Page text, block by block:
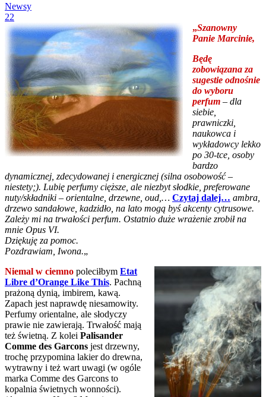
Newsy
22
„Szanowny
Panie Marcinie,
Będę
zobowiązana za
sugestie odnośnie
do wyboru
perfum – dla
siebie,
prawniczki,
naukowca i
wykładowcy lekko
po 30-tce, osoby
bardzo
dynamicznej, zdecydowanej i energicznej (silna osobowość –
niestety;). Lubię perfumy cięższe, ale niezbyt słodkie, preferowane
nuty/składniki – orientalne, drzewne, oud,… Czytaj dalej… ambra,
drzewo sandałowe, kadzidło, na lato mogą byś akcenty cytrusowe.
Zależy mi na trwałości perfum. Ostatnio duże wrażenie zrobił na
mnie Opus VI.
Dziękuję za pomoc.
Pozdrawiam, Iwona.„
Niemal w ciemno poleciłbym Etat
Libre d’Orange Like This. Pachną
prażoną dynią, imbirem, kawą.
Zapach jest naprawdę niesamowity.
Perfumy orientalne, ale słodyczy
prawie nie zawierają. Trwałość mają
też świetną. Z kolei Palisander
Comme des Garcons jest drzewny,
trochę przypomina lakier do drewna,
wytrawny i też wart uwagi (w ogóle
marka Comme des Garcons to
kopalnia świetnych wonności).